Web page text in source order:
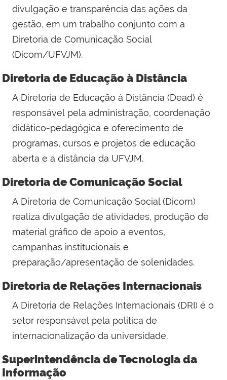
divulgação e transparência das ações da
gestão, em um trabalho conjunto com a
Diretoria de Comunicação Social
(Dicom/UFVJM).
Diretoria de Educação à Distância
A Diretoria de Educação à Distância (Dead) é
responsável pela administração, coordenação
didático-pedagógica e oferecimento de
programas, cursos e projetos de educação
aberta e a distância da UFVJM.
Diretoria de Comunicação Social
A Diretoria de Comunicação Social (Dicom)
realiza divulgação de atividades, produção de
material gráfico de apoio a eventos,
campanhas institucionais e
preparação/apresentação de solenidades.
Diretoria de Relações Internacionais
A Diretoria de Relações Internacionais (DRI) é o
setor responsável pela política de
internacionalização da universidade.
Superintendência de Tecnologia da
Informação